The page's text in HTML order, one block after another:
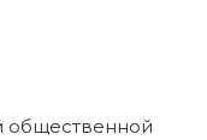
общественной